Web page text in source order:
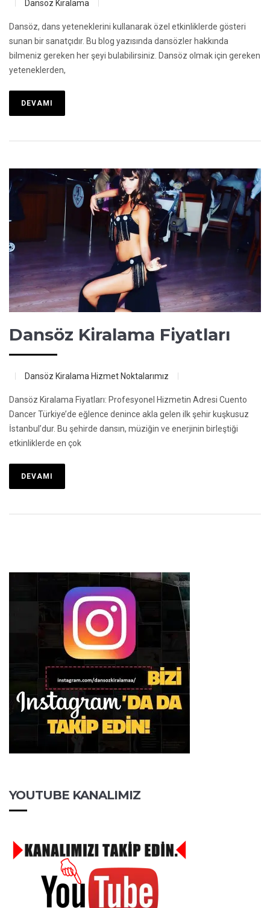
Dansöz Kiralama
Dansöz, dans yeteneklerini kullanarak özel etkinliklerde gösteri
sunan bir sanatçıdır. Bu blog yazısında dansözler hakkında
bilmeniz gereken her şeyi bulabilirsiniz. Dansöz olmak için gereken
yeteneklerden,
DEVAMI
Dansöz Kiralama Fiyatları
Dansöz Kiralama Hizmet Noktalarımız
Dansöz Kiralama Fiyatları: Profesyonel Hizmetin Adresi Cuento
Dancer Türkiye’de eğlence denince akla gelen ilk şehir kuşkusuz
İstanbul’dur. Bu şehirde dansın, müziğin ve enerjinin birleştiği
etkinliklerde en çok
DEVAMI
YOUTUBE KANALIMIZ